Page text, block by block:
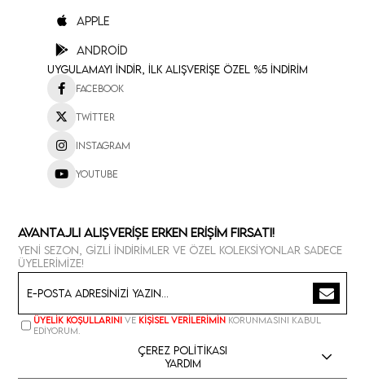
Apple
Android
Uygulamayı İndir, İlk Alışverişe Özel %5 İndirim
Facebook
Twitter
Instagram
Youtube
Avantajlı Alışverişe Erken Erişim Fırsatı!
Yeni sezon, gizli indirimler ve özel koleksiyonlar sadece
üyelerimize!
Üyelik koşullarını ve kişisel verilerimin korunmasını kabul
ediyorum.
Çerez Politikası
Yardım